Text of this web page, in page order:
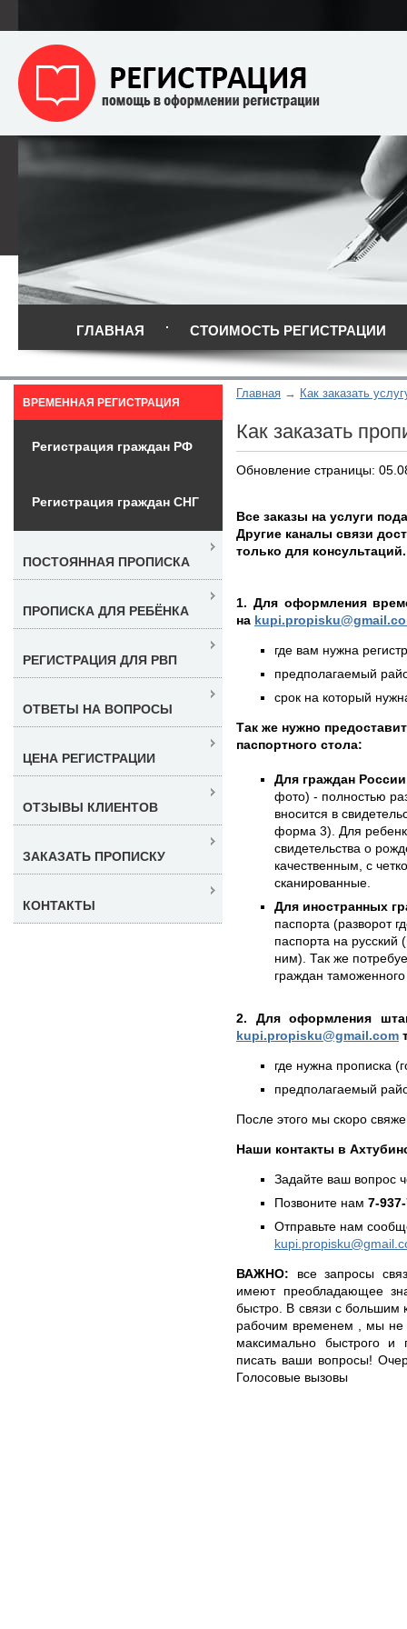
ГЛАВНАЯ СТОИМОСТЬ РЕГИСТРАЦИИ
Главная Как заказать
Как заказать
Обновление страницы:
Все заказы на услуги
Другие каналы связи
только для консультаций.
1. Для оформления
на
где вам нужна
предполагаемый
срок на который
Так же нужно
паспортного стола:
Для граждан
фото) - полностью
вносится в
форма 3). Для
свидетельства о
качественным, с
сканированные.
Для иностранных
паспорта (разворот
паспорта на русский
ним). Так же
граждан
2. Для оформления
kupi.propisku@gmail.com
где нужна прописка
предполагаемый
После этого мы скоро
Наши контакты в
Задайте ваш вопрос
Позвоните нам 7-
Отправьте нам
ВАЖНО: все запросы
имеют преобладающее
быстро. В связи с большим
рабочим временем , мы не
максимально быстрого и
писать ваши вопросы!
Голосовые вызовы
ВРЕМЕННАЯ РЕГИСТРАЦИЯ
Регистрация граждан РФ
Регистрация граждан СНГ
ПОСТОЯННАЯ ПРОПИСКА
ПРОПИСКА ДЛЯ РЕБЁНКА
РЕГИСТРАЦИЯ ДЛЯ РВП
ОТВЕТЫ НА ВОПРОСЫ
ЦЕНА РЕГИСТРАЦИИ
ОТЗЫВЫ КЛИЕНТОВ
ЗАКАЗАТЬ ПРОПИСКУ
КОНТАКТЫ